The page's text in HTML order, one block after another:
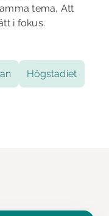
tema, Att
i fokus.
Högstadiet